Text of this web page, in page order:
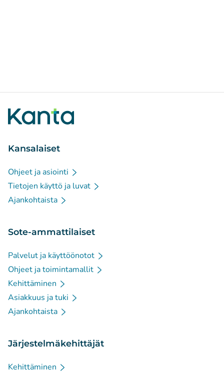
Kansalaiset
Ohjeet ja asiointi
Tietojen käyttö ja luvat
Ajankohtaista
Sote-ammattilaiset
Palvelut ja käyttöönotot
Ohjeet ja toimintamallit
Kehittäminen
Asiakkuus ja tuki
Ajankohtaista
Järjestelmäkehittäjät
Kehittäminen